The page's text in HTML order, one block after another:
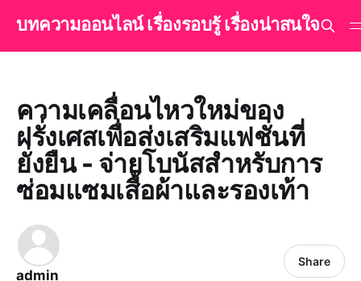
บทความออนไลน์ เรื่องรอบรู้ เรื่องน่าสนใจ
ความเคลื่อนไหวใหม่ของ
ฝรั่งเศสเพื่อส่งเสริมแฟชั่นที่
ยั่งยืน - จ่ายโบนัสสำหรับการ
ซ่อมแซมเสื้อผ้าและรองเท้า
admin
Share